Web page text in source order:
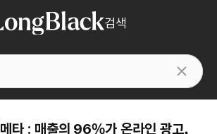
검색
메타 : 매출의 96%가 온라인 광고,